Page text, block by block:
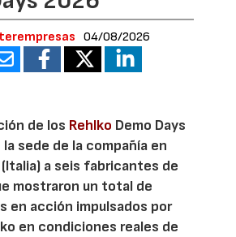
04/08/2026
de los Rehlko Demo Days
sede de la compañía en
(Italia) a seis fabricantes de
mostraron un total de
en acción impulsados por
en condiciones reales de